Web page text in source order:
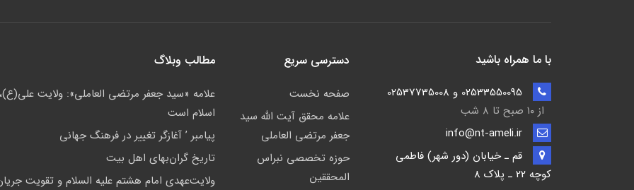
با ما همراه باشید
از ۱۰ صبح تا ۸ شب
قم ـ خيابان (دور شهر) فاطمي
كوچه 22 ـ پلاک 8
دسترسی سریع
صفحه نخست
علامه محقق آیت الله سید
جعفر مرتضی العاملی
حوزه تخصصی نبراس
المحققین
مطالب وبلاگ
علامه «سيد جعفر مرتضي العاملي»: ولايت
اسلام است
پيامبر ’ آغازگر تغيير در فرهنگ جهانى
تاريخ گران‌بهاي اهل بيت
ولايت‌عهدى امام هشتم عليه السلام و تقويت